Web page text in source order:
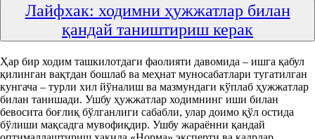
Лайфхак: ходимни ҳужжатлар билан
қандай таништириш керак
Ҳар бир ходим ташкилотдаги фаолияти давомида – ишга қабул
қилинган вақтдан бошлаб ва меҳнат муносабатлари тугатилган
кунгача – турли хил йўналиш ва мазмундаги кўплаб ҳужжатлар
билан танишади. Ушбу ҳужжатлар ходимнинг иши билан
бевосита боғлиқ бўлганлиги сабабли, улар доимо қўл остида
бўлиши мақсадга мувофиқдир. Ушбу жараённи қандай